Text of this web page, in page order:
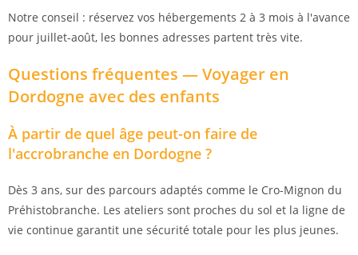
Notre conseil : réservez vos hébergements 2 à 3 mois à l'avance
pour juillet-août, les bonnes adresses partent très vite.
Questions fréquentes — Voyager en
Dordogne avec des enfants
À partir de quel âge peut-on faire de
l'accrobranche en Dordogne ?
Dès 3 ans, sur des parcours adaptés comme le Cro-Mignon du
Préhistobranche. Les ateliers sont proches du sol et la ligne de
vie continue garantit une sécurité totale pour les plus jeunes.